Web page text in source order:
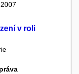
v roli